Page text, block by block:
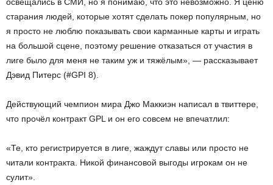
освещались в СМИ, но я понимаю, что это невозможно. Я ценю
старания людей, которые хотят сделать покер популярным, но
я просто не люблю показывать свои карманные карты и играть
на большой сцене, поэтому решение отказаться от участия в
лиге было для меня не таким уж и тяжёлым», — рассказывает
Дэвид Питерс (#GPI 8).
Действующий чемпион мира Джо Маккиэн написал в твиттере,
что прочёл контракт GPL и он его совсем не впечатлил:
«Те, кто регистрируется в лиге, жаждут славы или просто не
читали контракта. Никой финансовой выгоды игрокам он не
сулит».